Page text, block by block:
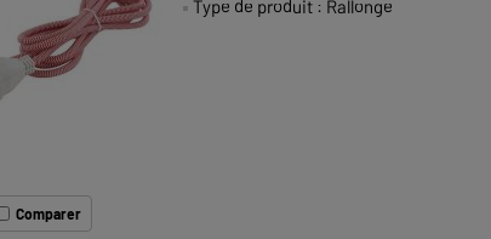
Comparer
Type de produit : Rallonge